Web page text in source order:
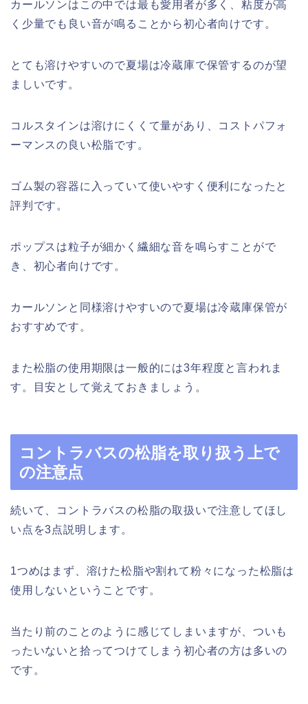
カールソンはこの中では最も愛用者が多く、粘度が高
く少量でも良い音が鳴ることから初心者向けです。
とても溶けやすいので夏場は冷蔵庫で保管するのが望
ましいです。
コルスタインは溶けにくくて量があり、コストパフォ
ーマンスの良い松脂です。
ゴム製の容器に入っていて使いやすく便利になったと
評判です。
ポップスは粒子が細かく繊細な音を鳴らすことがで
き、初心者向けです。
カールソンと同様溶けやすいので夏場は冷蔵庫保管が
おすすめです。
また松脂の使用期限は一般的には3年程度と言われま
す。目安として覚えておきましょう。
コントラバスの松脂を取り扱う上で
の注意点
続いて、コントラバスの松脂の取扱いで注意してほし
い点を3点説明します。
1つめはまず、溶けた松脂や割れて粉々になった松脂は
使用しないということです。
当たり前のことのように感じてしまいますが、ついも
ったいないと拾ってつけてしまう初心者の方は多いの
です。